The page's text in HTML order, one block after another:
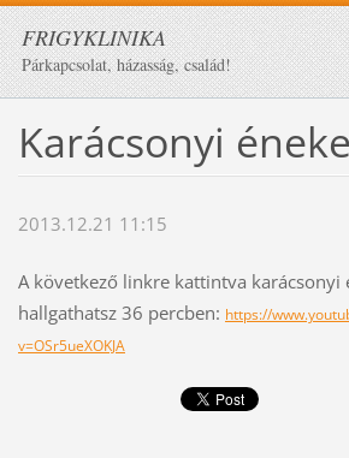
FRIGYKLINIKA
Párkapcsolat, házasság, család!
Karácsonyi
2013.12.21 11:15
A következő linkre kattintva karácsonyi
hallgathatsz 36 percben: https://
v=OSr5ueXOKJA